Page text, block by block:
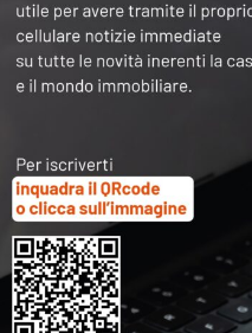
Archivi
Categorie